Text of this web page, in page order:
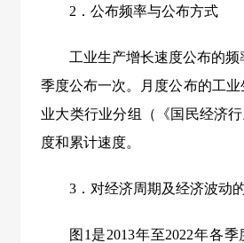
2．公布频率与公布方式
工业生产增长速度公布的
季度公布一次。月度公布的工
业大类行业分组（《国民经济
度和累计速度。
3．对经济周期及经济波动
图1是2013年至2022年各